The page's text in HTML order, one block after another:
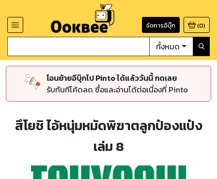
จัดการอีบุ๊ก (0)
ทั้งหมด
โอนย้ายอีบุ๊กไป Pinto ได้แล้ววันนี้ กดเลย
รับทันทีโค้ดลด ซื้อและอ่านได้ต่อเนื่องที่ Pinto
สึโยชิ ไอ้หนุ่มหมัดพิฆาตลูกป๋องแป๋ง
เล่ม 8